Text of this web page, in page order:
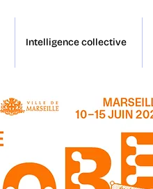
Intelligence collective